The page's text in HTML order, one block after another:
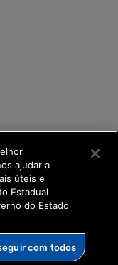
Transformação
ajudar a
úteis e
Estadual
do Estado
com todos